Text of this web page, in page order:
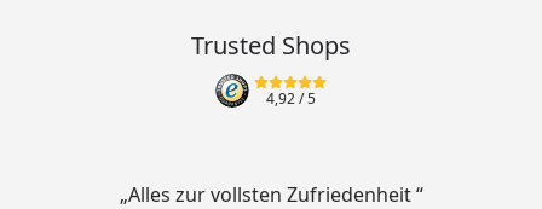
Trusted Shops
4,92/ 5
„Alles zur vollsten Zufriedenheit “